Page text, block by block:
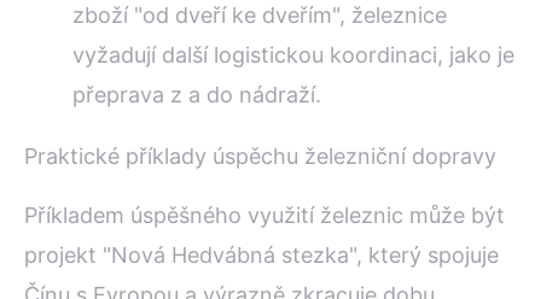
zboží "od dveří ke dveřím", železnice
vyžadují další logistickou koordinaci, jako je
přeprava z a do nádraží.
Praktické příklady úspěchu železniční dopravy
Příkladem úspěšného využití železnic může být
projekt "Nová Hedvábná stezka", který spojuje